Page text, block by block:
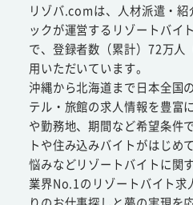
リゾバ.comは、人材派遣・
ックが運営するリゾートバイ
で、登録者数（累計）72万人
用いただいています。
沖縄から北海道まで日本全国
テル・旅館の求人情報を豊富
や勤務地、期間など希望条件
トや住み込みバイトがはじめ
悩みなどリゾートバイトに関
業界No.1のリゾートバイト求